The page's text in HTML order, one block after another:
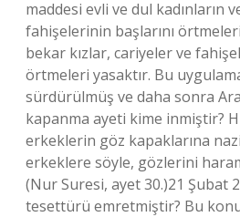
maddesi evli ve dul kadınların
fahişelerinin başlarını
bekar kızlar, cariyeler ve
örtmeleri yasaktır. Bu
sürdürülmüş ve daha sonra
kapanma ayeti kime inmiştir?
erkeklerin göz kapaklarına
erkeklere söyle, gözlerini
(Nur Suresi, ayet 30.)21 Şubat
tesettürü emretmiştir? Bu